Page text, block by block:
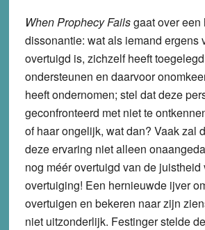
When Prophecy Failsgaat over een
dissonantie: wat als iemand ergens
overtuigd is, zichzelf heeft
ondersteunen en daarvoor
heeft ondernomen; stel dat deze
geconfronteerd met niet te
of haar ongelijk, wat dan? Vaak zal
deze ervaring niet alleen
nog méér overtuigd van de juistheid
overtuiging! Een hernieuwde ijver
overtuigen en bekeren naar zijn
niet uitzonderlijk. Festinger stelde